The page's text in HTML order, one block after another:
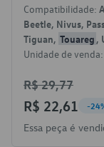
Compatibilidade:
Beetle, Nivus,
Tiguan, Touareg ,
Unidade de venda:
R$ 29,77
R$ 22,61 -
Essa peça é